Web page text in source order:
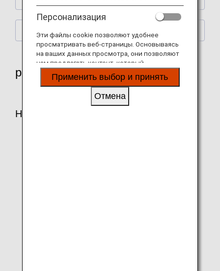
partner-shop
Hotels
Персонализация
Эти файлы cookie позволяют удобнее
просматривать веб-страницы. Основываясь
на ваших данных просмотра, они позволяют
нам предлагать контент, который
соответствует вашим личным интересам, в
виде веб-сайтов, электронной почты,
Применить выбор и принять
Отмена